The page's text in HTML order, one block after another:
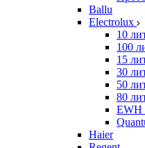
Ballu
Electrolux
10
100
15
30
50
80
EWH
Haier